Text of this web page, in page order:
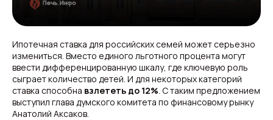
Ипотечная ставка для российских семей может серьезно
измениться. Вместо единого льготного процента могут
ввести дифференцированную шкалу, где ключевую роль
сыграет количество детей. И для некоторых категорий
ставка способна взлететь до 12%. С таким предложением
выступил глава думского комитета по финансовому рынку
Анатолий Аксаков.